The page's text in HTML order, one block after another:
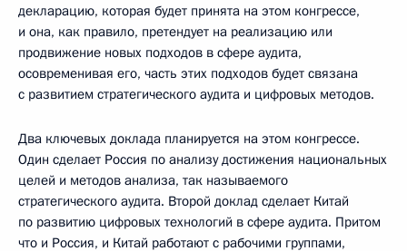
декларацию, которая будет принята на этом конгрессе,
и она, как правило, претендует на реализацию или
продвижение новых подходов в сфере аудита,
осовременивая его, часть этих подходов будет связана
с развитием стратегического аудита и цифровых методов.
Два ключевых доклада планируется на этом конгрессе.
Один сделает Россия по анализу достижения национальных
целей и методов анализа, так называемого
стратегического аудита. Второй доклад сделает Китай
по развитию цифровых технологий в сфере аудита. Притом
что и Россия, и Китай работают с рабочими группами,